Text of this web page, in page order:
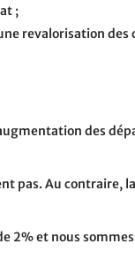
;
revalorisation
des
pas. Au contraire,
2% et nous